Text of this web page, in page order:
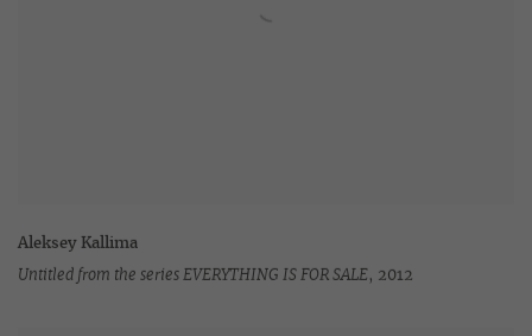
Aleksey Kallima
Untitled from the series EVERYTHING IS FOR SALE, 2012